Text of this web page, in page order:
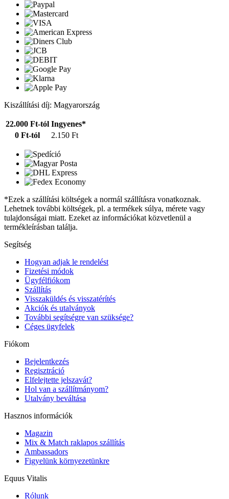
Kiszállítási díj: Magyarország
22.000 Ft-tól Ingyenes*
0 Ft-tól
2.150 Ft
*Ezek a szállítási költségek a normál szállításra vonatkoznak.
Lehetnek további költségek, pl. a termékek súlya, mérete vagy
tulajdonságai miatt. Ezeket az információkat közvetlenül a
termékleírásban találja.
Segítség
Hogyan adjak le rendelést
Fizetési módok
Ügyfélfiókom
Szállítás
Visszaküldés és visszatérítés
Akciók és utalványok
További segítségre van szüksége?
Céges ügyfelek
Fiókom
Bejelentkezés
Regisztráció
Elfelejtette jelszavát?
Hol van a szállítmányom?
Utalvány beváltása
Hasznos információk
Magazin
Mix & Match raklapos szállítás
Ambassadors
Figyelünk környezetünkre
Equus Vitalis
Rólunk